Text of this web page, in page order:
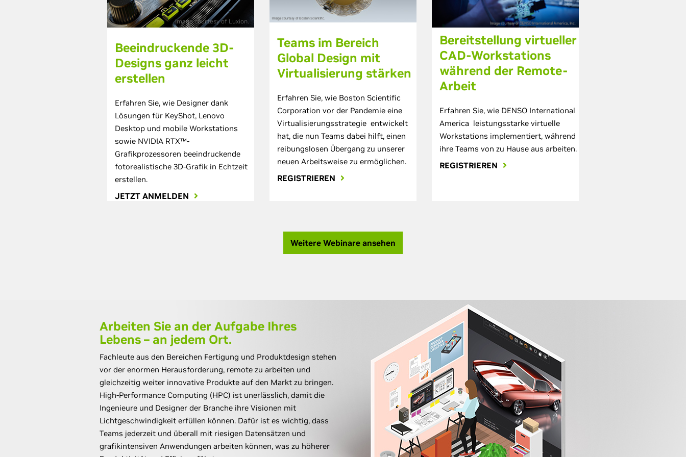
Image courtesy of Luxion.
Beeindruckende 3D-
Designs ganz leicht
erstellen
Erfahren Sie, wie Designer dank
Lösungen für KeyShot, Lenovo
Desktop und mobile Workstations
sowie NVIDIA RTX™-
Grafikprozessoren beeindruckende
fotorealistische 3D-Grafik in Echtzeit
erstellen.
JETZT ANMELDEN
Teams im Bereich
Global Design mit
Virtualisierung stärken
Erfahren Sie, wie Boston Scientific
Corporation vor der Pandemie eine
Virtualisierungsstrategie entwickelt
hat, die nun Teams dabei hilft, einen
reibungslosen Übergang zu unserer
neuen Arbeitsweise zu ermöglichen.
REGISTRIEREN
Bereitstellung virtueller
CAD-Workstations
während der Remote-
Arbeit
Erfahren Sie, wie DENSO International
America leistungsstarke virtuelle
Workstations implementiert, während
ihre Teams von zu Hause aus arbeiten.
REGISTRIEREN
Weitere Webinare ansehen
Arbeiten Sie an der Aufgabe Ihres
Lebens – an jedem Ort.
Fachleute aus den Bereichen Fertigung und Produktdesign stehen
vor der enormen Herausforderung, remote zu arbeiten und
gleichzeitig weiter innovative Produkte auf den Markt zu bringen.
High-Performance Computing (HPC) ist unerlässlich, damit die
Ingenieure und Designer der Branche ihre Visionen mit
Lichtgeschwindigkeit erfüllen können. Dafür ist es wichtig, dass
Teams jederzeit und überall mit riesigen Datensätzen und
grafikintensiven Anwendungen arbeiten können, was zu höherer